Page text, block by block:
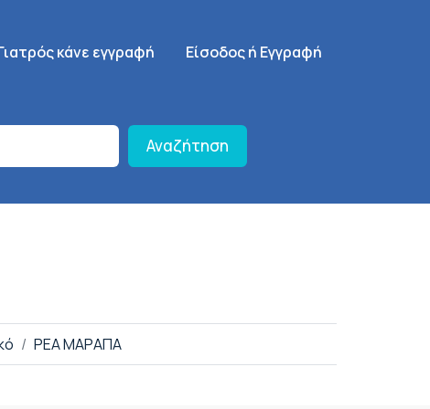
κάνε εγγραφή SignUp Menu
Είσοδος ή Εγγραφή
Αναζήτηση
ΡΕΑ ΜΑΡΑΠΑ